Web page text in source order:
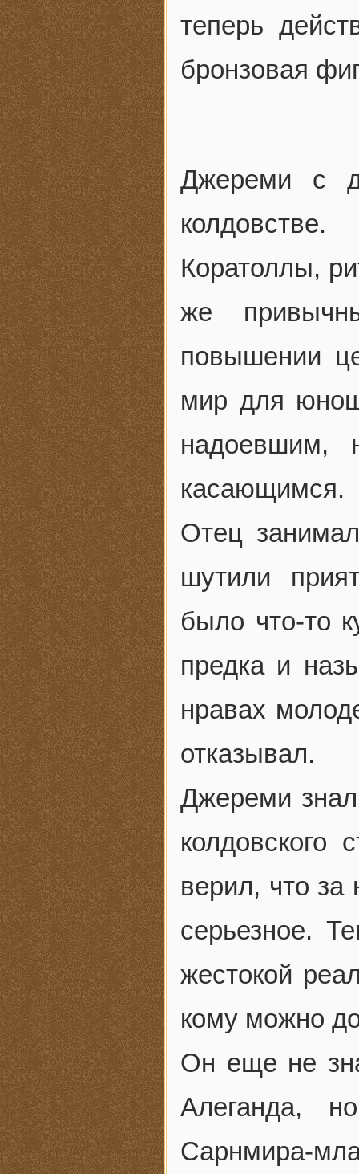
теперь
бронзовая
Джереми с
Коратоллы,
же
повышении
мир для
касающимся.
Отец
шутили
было что-то
предка и
нравах
отказывал.
Джереми
колдовского
верил, что за
серьезное.
жестокой
кому можно
Он еще не
Алеганда,
Сарнмира-